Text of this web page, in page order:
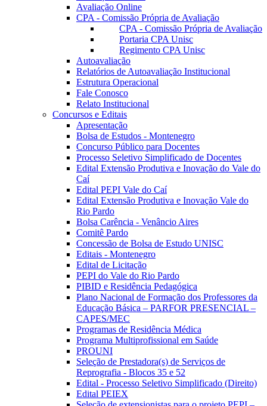
Avaliação Online
CPA - Comissão Própria de Avaliação
CPA - Comissão Própria de Avaliação
Portaria CPA Unisc
Regimento CPA Unisc
Autoavaliação
Relatórios de Autoavaliação Institucional
Estrutura Operacional
Fale Conosco
Relato Institucional
Concursos e Editais
Apresentação
Bolsa de Estudos - Montenegro
Concurso Público para Docentes
Processo Seletivo Simplificado de Docentes
Edital Extensão Produtiva e Inovação do Vale do
Caí
Edital PEPI Vale do Caí
Edital Extensão Produtiva e Inovação Vale do
Rio Pardo
Bolsa Carência - Venâncio Aires
Comitê Pardo
Concessão de Bolsa de Estudo UNISC
Editais - Montenegro
Edital de Licitação
PEPI do Vale do Rio Pardo
PIBID e Residência Pedagógica
Plano Nacional de Formação dos Professores da
Educação Básica – PARFOR PRESENCIAL –
CAPES/MEC
Programas de Residência Médica
Programa Multiprofissional em Saúde
PROUNI
Seleção de Prestadora(s) de Serviços de
Reprografia - Blocos 35 e 52
Edital - Processo Seletivo Simplificado (Direito)
Edital PEIEX